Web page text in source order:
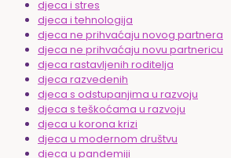
djeca i stres
djeca i tehnologija
djeca ne prihvaćaju novog partnera
djeca ne prihvaćaju novu partnericu
djeca rastavljenih roditelja
djeca razvedenih
djeca s odstupanjima u razvoju
djeca s teškoćama u razvoju
djeca u korona krizi
djeca u modernom društvu
djeca u pandemiji